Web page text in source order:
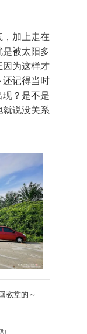
加上走在
被太阳多
因为这样才
还记得当时
？是不是
说没关系
教堂的～
）